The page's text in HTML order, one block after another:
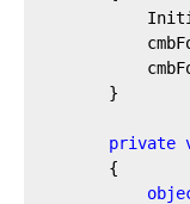
private